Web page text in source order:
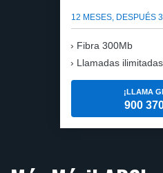
12 MESES, DESPUÉS
Fibra 300Mb
Llamadas
¡LLAMA
900